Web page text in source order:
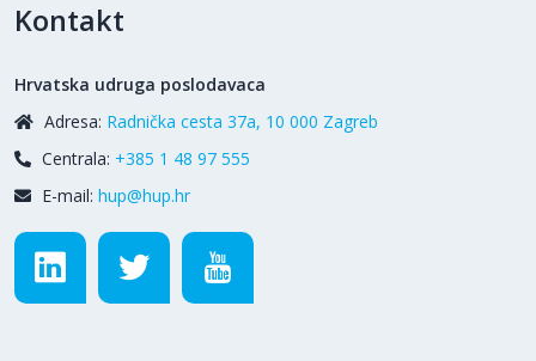
Kontakt
Hrvatska udruga poslodavaca
Adresa: Radnička cesta 37a, 10 000 Zagreb
Centrala: +385 1 48 97 555
E-mail: hup@hup.hr